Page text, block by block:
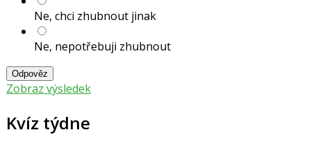
Ne, chci zhubnout jinak
Ne, nepotřebuji zhubnout
Odpověz
Zobraz výsledek
Kvíz týdne